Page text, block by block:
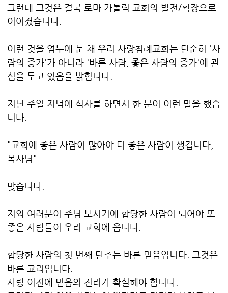
그런데 그것은 결국 로마 카톨릭 교회의 발전/확장으로
이어졌습니다.
이런 것을 염두에 둔 채 우리 사랑침례교회는 단순히 '사
람의 증가'가 아니라 '바른 사람, 좋은 사람의 증가'에 관
심을 두고 있음을 밝힙니다.
지난 주일 저녁에 식사를 하면서 한 분이 이런 말을 했습
니다.
"교회에 좋은 사람이 많아야 더 좋은 사람이 생깁니다,
목사님"
맞습니다.
저와 여러분이 주님 보시기에 합당한 사람이 되어야 또
좋은 사람들이 우리 교회에 옵니다.
합당한 사람의 첫 번째 단추는 바른 믿음입니다. 그것은
바른 교리입니다.
사랑 이전에 믿음의 진리가 확실해야 합니다.